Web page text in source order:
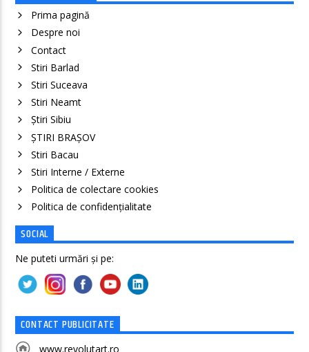
Prima pagină
Despre noi
Contact
Stiri Barlad
Stiri Suceava
Stiri Neamt
Știri Sibiu
ȘTIRI BRAȘOV
Stiri Bacau
Stiri Interne / Externe
Politica de colectare cookies
Politica de confidenţialitate
SOCIAL
Ne puteti urmări și pe:
CONTACT PUBLICITATE
www.revolutart.ro